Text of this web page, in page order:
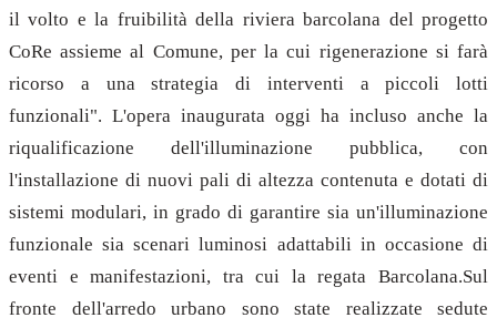
il volto e la fruibilità della riviera barcolana del progetto
CoRe assieme al Comune, per la cui rigenerazione si farà
ricorso a una strategia di interventi a piccoli lotti
funzionali". L'opera inaugurata oggi ha incluso anche la
riqualificazione dell'illuminazione pubblica, con
l'installazione di nuovi pali di altezza contenuta e dotati di
sistemi modulari, in grado di garantire sia un'illuminazione
funzionale sia scenari luminosi adattabili in occasione di
eventi e manifestazioni, tra cui la regata Barcolana.Sul
fronte dell'arredo urbano sono state realizzate sedute